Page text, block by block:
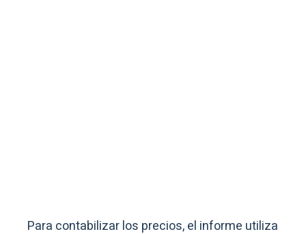
Para contabilizar los precios, el informe utiliza